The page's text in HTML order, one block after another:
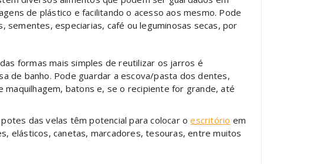
de plástico e facilitando o acesso aos mesmo. Pode
sementes, especiarias, café ou leguminosas secas, por
formas mais simples de reutilizar os jarros é
de banho. Pode guardar a escova/pasta dos dentes,
batons e, se o recipiente for grande, até
das velas têm potencial para colocar oescritório em
elásticos, canetas, marcadores, tesouras, entre muitos